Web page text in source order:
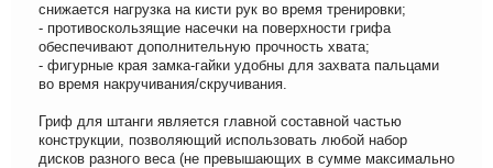
снижается нагрузка на кисти рук во время тренировки;
- противоскользящие насечки на поверхности грифа
обеспечивают дополнительную прочность хвата;
- фигурные края замка-гайки удобны для захвата пальцами
во время накручивания/скручивания.
Гриф для штанги является главной составной частью
конструкции, позволяющий использовать любой набор
дисков разного веса (не превышающих в сумме максимально